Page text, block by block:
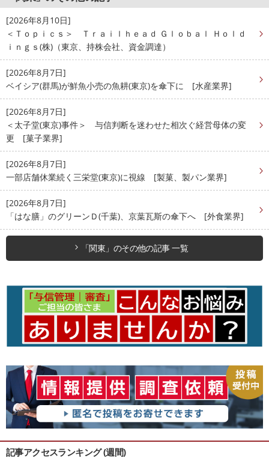
[2026年8月10日]
＜Ｔｏｐｉｃｓ＞ Ｔｒａｉｌｈｅａｄ Ｇｌｏｂａｌ Ｈｏｌｄ
ｉｎｇｓ(株)（東京、持株会社、資金調達）
[2026年8月7日]
ベイシア(群馬)が鮮魚小売の魚耕(東京)を傘下に [水産業界]
[2026年8月7日]
＜太子堂(東京)事件＞ 与信判断を迷わせた相次ぐ経営母体の変
更 [菓子業界]
[2026年8月7日]
一部店舗休業続く三栄堂(東京)に視線 [製菓、製パン業界]
[2026年8月7日]
「はな膳」のグリーンＤ(千葉)、京葉瓦斯の傘下へ [外食業界]
「関東」のその他の記事 一覧
記事アクセスランキング (週間)